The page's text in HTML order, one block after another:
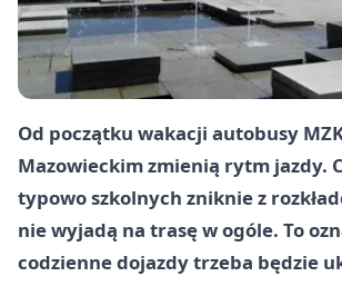
Od początku wakacji autobusy
Mazowieckim zmienią rytm jazdy.
typowo szkolnych zniknie z
nie wyjadą na trasę w ogóle. To
codzienne dojazdy trzeba będzie